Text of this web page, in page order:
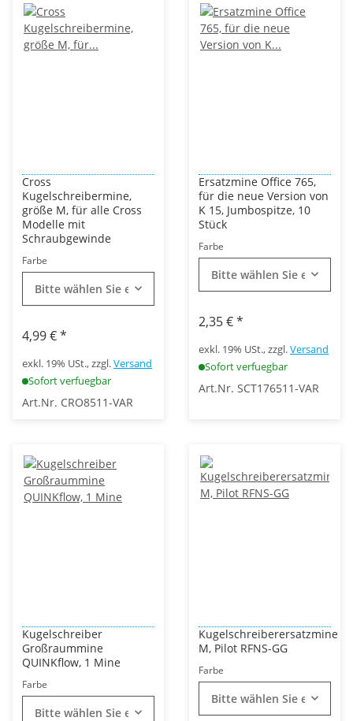
Cross
Kugelschreibermine,
größe M, für alle Cross
Modelle mit
Schraubgewinde
Farbe
Bitte wählen Sie eine Variation.
4,99 €*
exkl. 19% USt., zzgl.Versand
Sofort verfuegbar
Art.Nr. CRO8511-VAR
Ersatzmine Office 765,
für die neue Version von
K 15, Jumbospitze, 10
Stück
Farbe
Bitte wählen Sie eine
2,35 €*
exkl. 19% USt., zzgl.Versand
Sofort verfuegbar
Art.Nr. SCT176511-VAR
Kugelschreiber
Großraummine
QUINKflow, 1 Mine
Farbe
Bitte wählen Sie eine Variation.
Kugelschreiberersatzmine
M, Pilot RFNS-GG
Farbe
Bitte wählen Sie eine